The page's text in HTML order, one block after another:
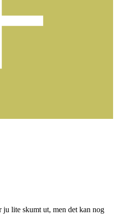
ju lite skumt ut, men det kan nog